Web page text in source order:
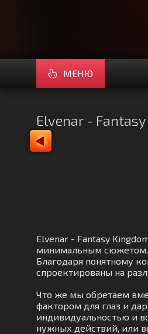
МЕНЮ
Elvenar -
Elvenar - Fantasy
минимальным сюжетом.
Благодаря понятному
спроектированы на
Что же мы обретаем
фактором для глаз и
индивидуальностью и
нужных действий, или